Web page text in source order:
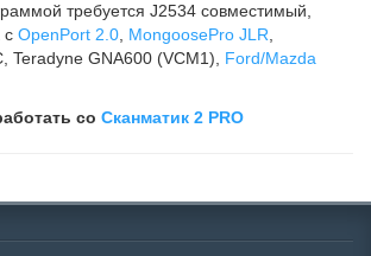
требуется J2534 совместимый,
с OpenPort 2.0 MongoosePro JLR
Teradyne GNA600 (VCM1), Ford/Mazda
со Сканматик 2 PRO